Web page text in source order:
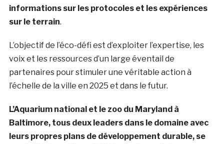
informations sur les protocoles et les expériences
sur le terrain.
L’objectif de l’éco-défi est d’exploiter l’expertise, les
voix et les ressources d’un large éventail de
partenaires pour stimuler une véritable action à
l’échelle de la ville en 2025 et dans le futur.
L’Aquarium national et le zoo du Maryland à
Baltimore, tous deux leaders dans le domaine avec
leurs propres plans de développement durable, se